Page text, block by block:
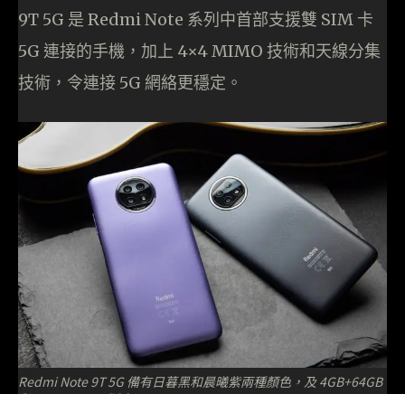
9T 5G 是 Redmi Note 系列中首部支援雙 SIM 卡
5G 連接的手機，加上 4×4 MIMO 技術和天線分集
技術，令連接 5G 網絡更穩定。
Redmi Note 9T 5G 備有日暮黑和晨曦紫兩種顏色，及 4GB+64GB